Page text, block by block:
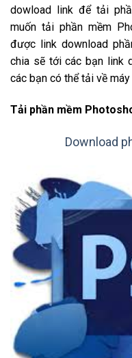
dowload link để tải
muốn tải phần mềm
được link download
chia sẽ tới các bạn link
các bạn có thể tải về
Tải phần mềm
Download